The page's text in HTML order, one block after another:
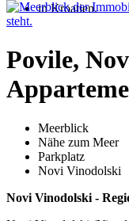
Povile,
Meerblick
Nähe zum Meer
Parkplatz
Novi Vinodolski
Novi Vinodolski -